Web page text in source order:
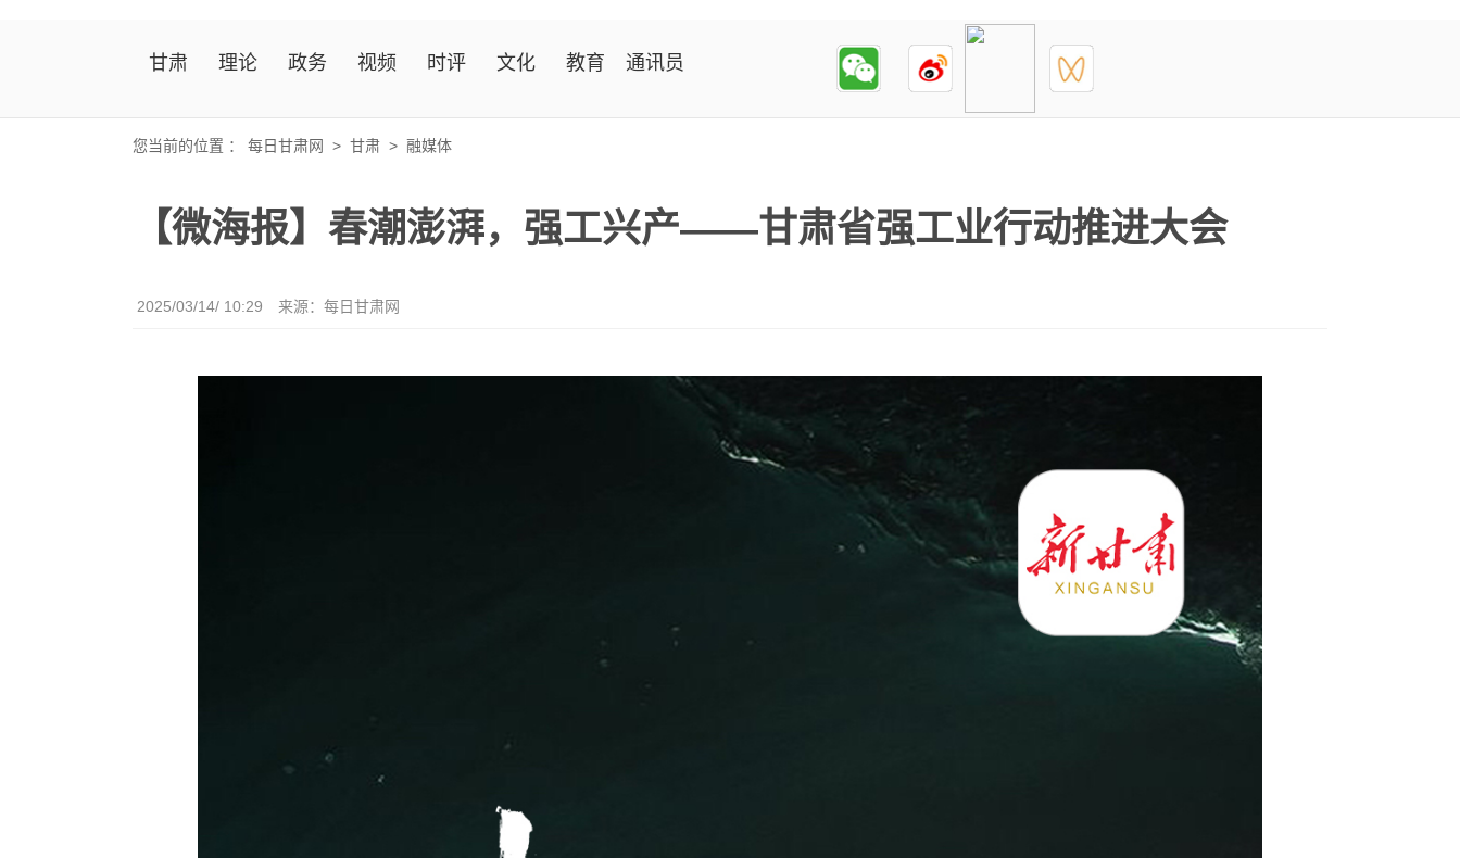
甘肃 理论 政务 视频 时评 文化 教育 通讯员
您当前的位置 ： 每日甘肃网 > 甘肃 > 融媒体
【微海报】春潮澎湃，强工兴产——甘肃省强工业行动推进大会
2025/03/14/ 10:29 来源： 每日甘肃网